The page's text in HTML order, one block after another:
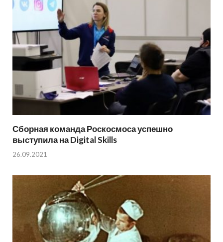
Сборная команда Роскосмоса успешно
выступила на Digital Skills
26.09.2021